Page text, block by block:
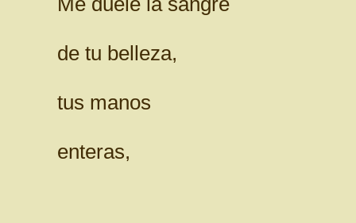
de tu belleza,
tus manos
enteras,